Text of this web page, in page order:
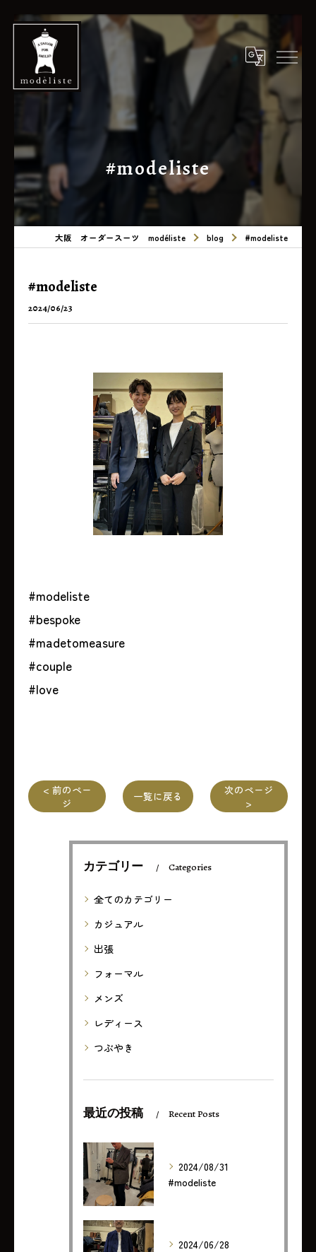
#modeliste
大阪 オーダースーツ modéliste blog #modeliste
#modeliste
2024/06/23
#modeliste
#bespoke
#madetomeasure
#couple
#love
< 前のペー
ジ
一覧に戻る
次のページ
>
カテゴリー Categories
全てのカテゴリー
カジュアル
出張
フォーマル
メンズ
レディース
つぶやき
最近の投稿 Recent Posts
2024/08/31
#modeliste
2024/06/28